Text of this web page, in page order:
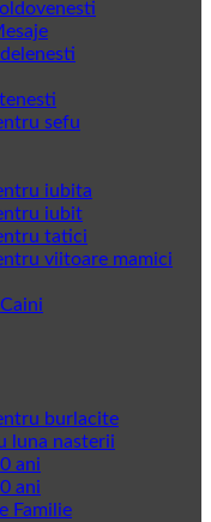
sefu
iubita
iubit
tatici
viitoare mamici
burlacite
luna nasterii
ani
ani
Familie